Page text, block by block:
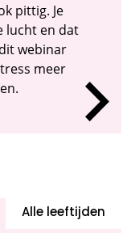
pittig. Je
lucht en dat
webinar
meer
Alle leeftijden